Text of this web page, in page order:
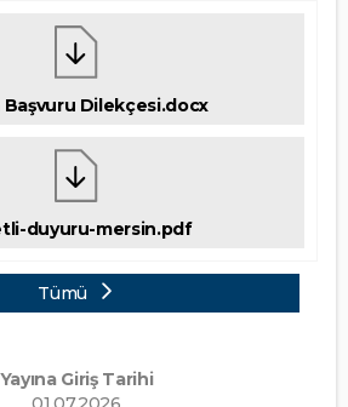
Başvuru Dilekçesi.docx
duyuru-mersin.pdf
Tümü
Yayına Giriş Tarihi